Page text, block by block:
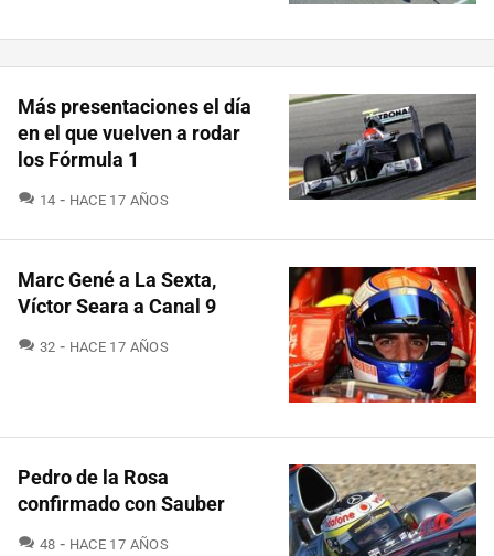
Más presentaciones el día
en el que vuelven a rodar
los Fórmula 1
14 COMENTARIOS
HACE 17 AÑOS
Marc Gené a La Sexta,
Víctor Seara a Canal 9
32 COMENTARIOS
HACE 17 AÑOS
Pedro de la Rosa
confirmado con Sauber
48 COMENTARIOS
HACE 17 AÑOS